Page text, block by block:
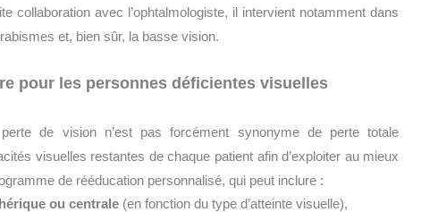
collaboration avec l’ophtalmologiste, il intervient notamment dans
et, bien sûr, la basse vision.
pour les personnes déficientes visuelles
de vision n’est pas forcément synonyme de perte totale
visuelles restantes de chaque patient afin d’exploiter au mieux
de rééducation personnalisé, qui peut inclure :
ou centrale(en fonction du type d’atteinte visuelle),